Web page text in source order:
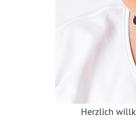
Herzlich